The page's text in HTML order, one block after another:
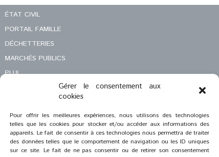
Gérer le consentement aux
cookies
Pour offrir les meilleures expériences, nous utilisons des technologies
telles que les cookies pour stocker et/ou accéder aux informations des
appareils. Le fait de consentir à ces technologies nous permettra de traiter
des données telles que le comportement de navigation ou les ID uniques
sur ce site. Le fait de ne pas consentir ou de retirer son consentement
ÉTAT CIVIL
PORTAIL FAMILLE
DÉCHETTERIES
MARCHÉS PUBLICS
PLUI
DÉMARCHES ADMINISTRATIVES
CONTACT